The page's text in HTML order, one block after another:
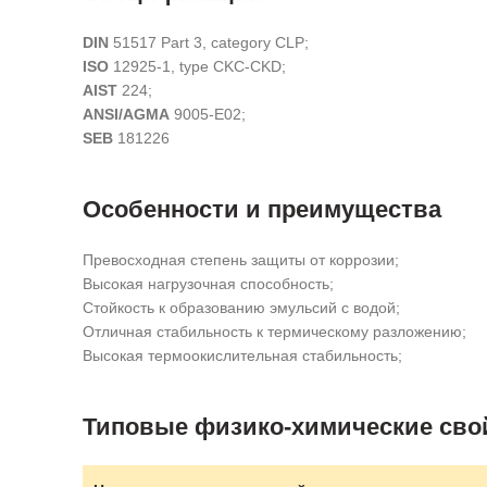
DIN 51517 Part 3, category CLP;
ISO 12925-1, type CKC-CKD;
AIST 224;
ANSI/AGMA 9005-E02;
SEB 181226
Особенности и преимущества
Превосходная степень защиты от коррозии;
Высокая нагрузочная способность;
Стойкость к образованию эмульсий с водой;
Отличная стабильность к термическому разложению;
Высокая термоокислительная стабильность;
Типовые физико-химические